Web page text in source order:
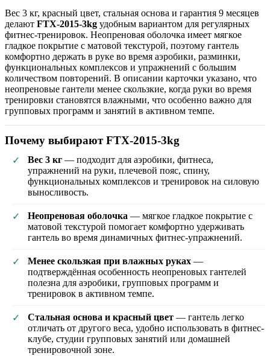
Вес 3 кг, красный цвет, стальная основа и гарантия 9 месяцев
делают FTX-2015-3kg удобным вариантом для регулярных
фитнес-тренировок. Неопреновая оболочка имеет мягкое
гладкое покрытие с матовой текстурой, поэтому гантель
комфортно держать в руке во время аэробики, разминки,
функциональных комплексов и упражнений с большим
количеством повторений. В описании карточки указано, что
неопреновые гантели менее скользкие, когда руки во время
тренировки становятся влажными, что особенно важно для
групповых программ и занятий в активном темпе.
Почему выбирают FTX-2015-3kg
✓ Вес 3 кг — подходит для аэробики, фитнеса,
упражнений на руки, плечевой пояс, спину,
функциональных комплексов и тренировок на силовую
выносливость.
✓ Неопреновая оболочка — мягкое гладкое покрытие с
матовой текстурой помогает комфортно удерживать
гантель во время динамичных фитнес-упражнений.
✓ Менее скользкая при влажных руках —
подтверждённая особенность неопреновых гантелей
полезна для аэробики, групповых программ и
тренировок в активном темпе.
✓ Стальная основа и красный цвет — гантель легко
отличать от другого веса, удобно использовать в фитнес-
клубе, студии групповых занятий или домашней
тренировочной зоне.